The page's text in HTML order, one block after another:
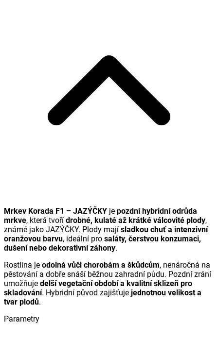
Mrkev Korada F1 – JAZÝČKY je pozdní hybridní odrůda
mrkve, která tvoří drobné, kulaté až krátké válcovité plody,
známé jako JAZÝČKY. Plody mají sladkou chuť a intenzivní
oranžovou barvu, ideální pro saláty, čerstvou konzumaci,
dušení nebo dekorativní záhony.
Rostlina je odolná vůči chorobám a škůdcům, nenáročná na
pěstování a dobře snáší běžnou zahradní půdu. Pozdní zrání
umožňuje delší vegetační období a kvalitní sklizeň pro
skladování. Hybridní původ zajišťuje jednotnou velikost a
tvar plodů.
Parametry